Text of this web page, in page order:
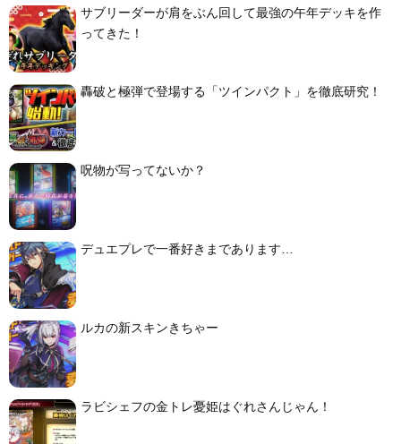
サブリーダーが肩をぶん回して最強の午年デッキを作
ってきた！
轟破と極弾で登場する「ツインパクト」を徹底研究！
呪物が写ってないか？
デュエプレで一番好きまであります…
ルカの新スキンきちゃー
ラビシェフの金トレ憂姫はぐれさんじゃん！